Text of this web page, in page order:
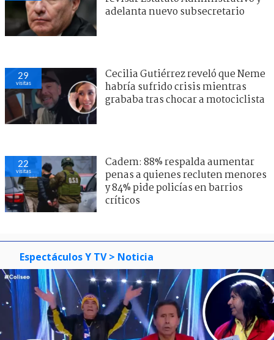
adelanta nuevo subsecretario
29
visitas
Cecilia Gutiérrez reveló que Neme
habría sufrido crisis mientras
grababa tras chocar a motociclista
22
visitas
Cadem: 88% respalda aumentar
penas a quienes recluten menores
y 84% pide policías en barrios
críticos
Espectáculos Y TV > Noticia